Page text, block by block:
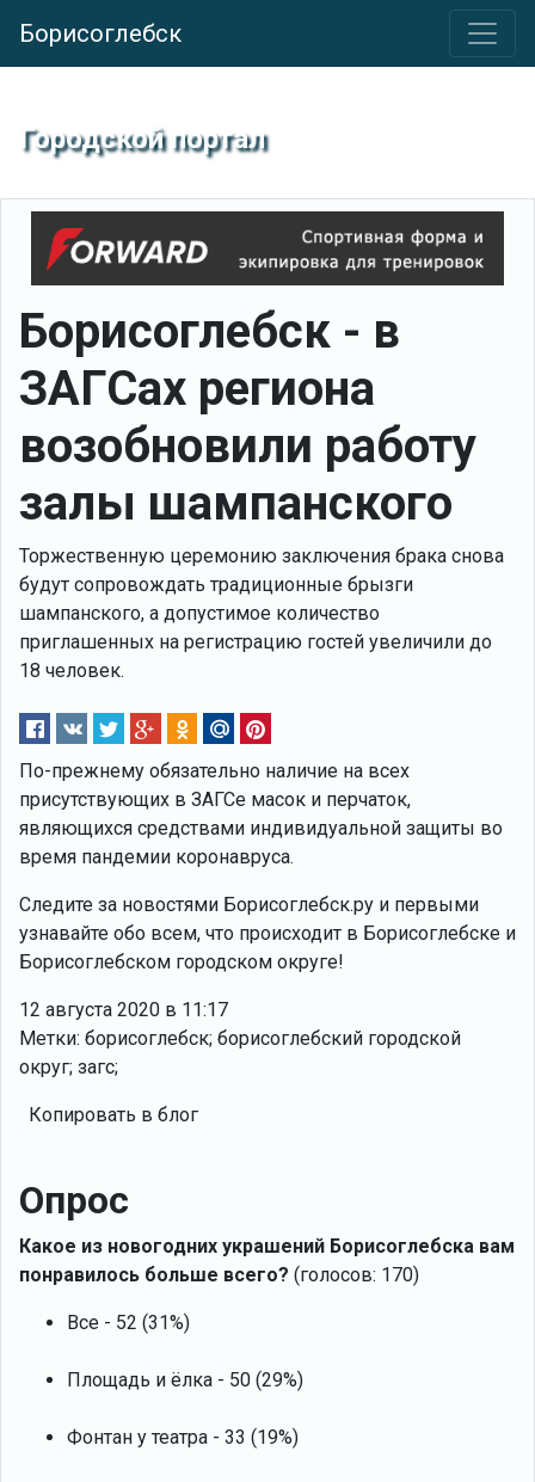
Борисоглебск
Городской портал
Борисоглебск - в
ЗАГСах региона
возобновили работу
залы шампанского
Торжественную церемонию заключения брака снова
будут сопровождать традиционные брызги
шампанского, а допустимое количество
приглашенных на регистрацию гостей увеличили до
18 человек.
По-прежнему обязательно наличие на всех
присутствующих в ЗАГСе масок и перчаток,
являющихся средствами индивидуальной защиты во
время пандемии коронавруса.
Следите за новостями Борисоглебск.ру и первыми
узнавайте обо всем, что происходит в Борисоглебске и
Борисоглебском городском округе!
12 августа 2020 в 11:17
Метки: борисоглебск; борисоглебский городской
округ; загс;
Копировать в блог
Опрос
Какое из новогодних украшений Борисоглебска вам
понравилось больше всего? (голосов: 170)
Все - 52 (31%)
Площадь и ёлка - 50 (29%)
Фонтан у театра - 33 (19%)